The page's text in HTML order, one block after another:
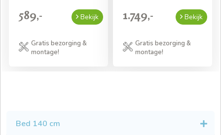
589,- Bekijk
Gratis bezorging &
montage!
1.749,- Bekijk
Gratis bezorging &
montage!
Bed 140 cm